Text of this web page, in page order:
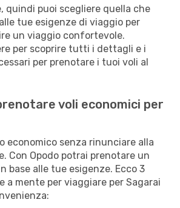
quindi puoi scegliere quella che
tue esigenze di viaggio per
un viaggio confortevole.
per scoprire tutti i dettagli e i
per prenotare i tuoi voli al
voli economici per
economico senza rinunciare alla
Con Opodo potrai prenotare un
base alle tue esigenze. Ecco 3
a mente per viaggiare per Sagarai